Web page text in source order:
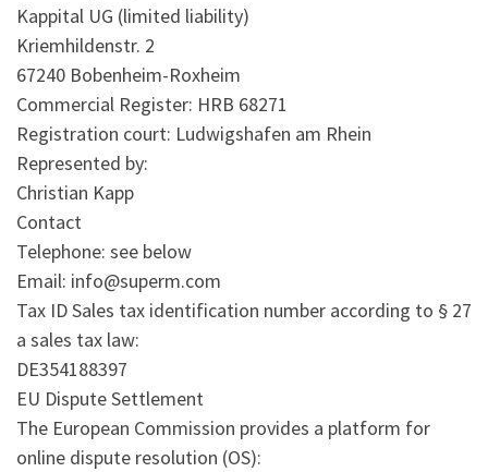
Kappital UG (limited liability)
Kriemhildenstr. 2
67240 Bobenheim-Roxheim
Commercial Register: HRB 68271
Registration court: Ludwigshafen am Rhein
Represented by:
Christian Kapp
Contact
Telephone: see below
Email: info@superm.com
Tax ID Sales tax identification number according to § 27
a sales tax law:
DE354188397
EU Dispute Settlement
The European Commission provides a platform for
online dispute resolution (OS):